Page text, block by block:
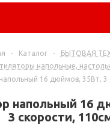
- Каталог - БЫТОВАЯ
напольные,
16 дюймов, 35Вт, 3
напольный 16
3 скорости,